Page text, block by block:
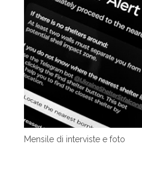
Mensile di interviste e foto